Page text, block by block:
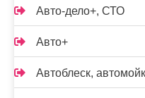
Авто-дело+, СТО
Авто+
Автоблеск,